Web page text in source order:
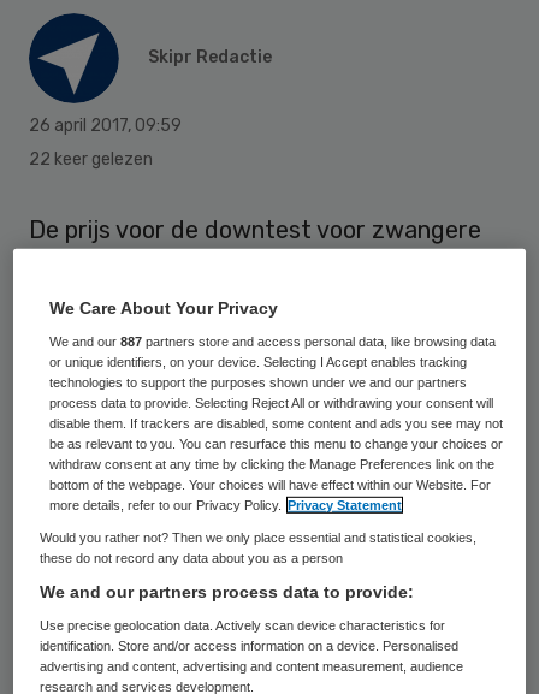
Skipr Redactie
26 april 2017, 09:59
22 keer gelezen
De prijs voor de downtest voor zwangere
mag doorgaan met de subsidie op deze
NIP-test, zo heeft de rechtbank in Den
Haag bepaald. Een bedrijf uit België had
geëist dat de subsidie werd gestaakt
vanwege ongeoorloofde staatssteun, maar
de voorzieningenrechter in Den Haag heeft
dat woensdag afgewezen.
Sinds begin april mogen de acht
academische ziekenhuizen de NIPT (Niet
Invasieve Prenatale Test) afnemen bij alle
zwangeren die dat willen. Deze bloedtest
We Care About Your Privacy
We and our887 partners store and access personal data, like browsing data
or unique identifiers, on your device. Selecting I Accept enables tracking
technologies to support the purposes shown under we and our partners
process data to provide. Selecting Reject All or withdrawing your consent will
disable them. If trackers are disabled, some content and ads you see may not
be as relevant to you. You can resurface this menu to change your choices or
withdraw consent at any time by clicking the Manage Preferences link on the
bottom of the webpage. Your choices will have effect within our Website. For
more details, refer to our Privacy Policy.
Privacy Statement
Would you rather not? Then we only place essential and statistical cookies,
these do not record any data about you as a person
We and our partners process data to provide:
Use precise geolocation data. Actively scan device characteristics for
identification. Store and/or access information on a device. Personalised
advertising and content, advertising and content measurement, audience
research and services development.